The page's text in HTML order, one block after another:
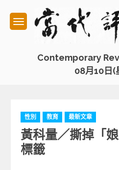
content
Contemporary
08月10日(
C
a
t
e
g
性別 教育 最新文章
黃科量／撕掉「
標籤